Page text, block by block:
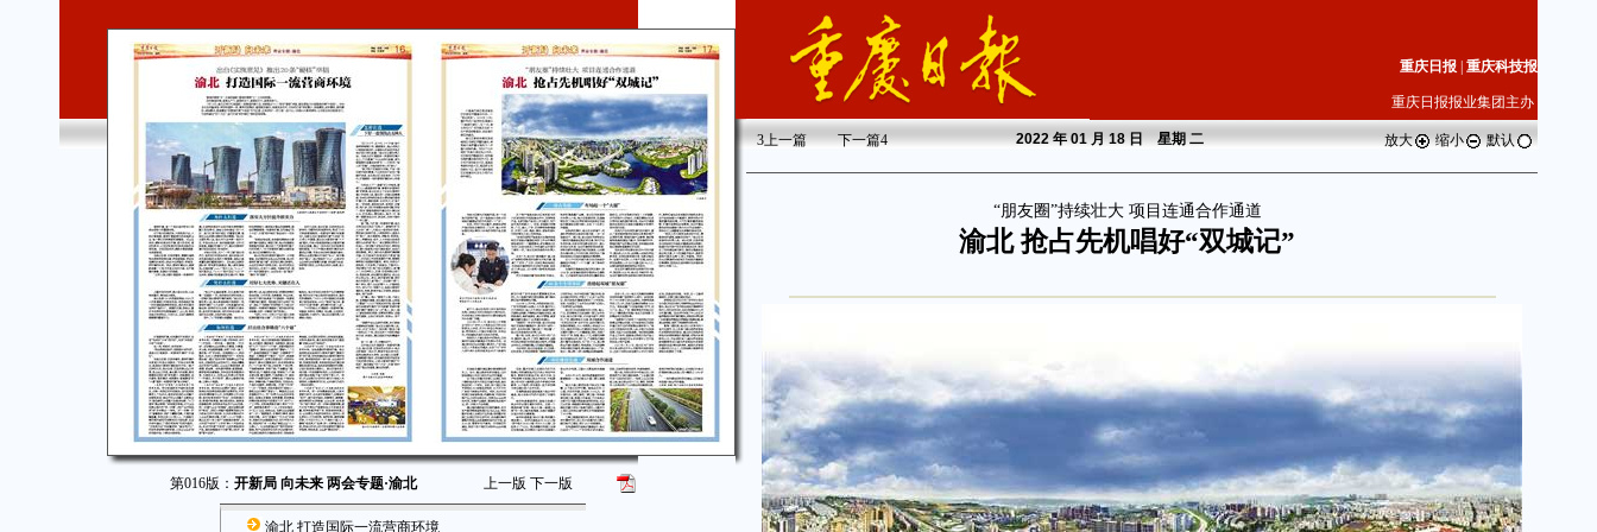
第016版： 开新局 向未来 两会专题·渝北 上一版 下一版
渝北 打造国际一流营商环境
重庆日报 重庆科技报
重庆日报报业集团主办
3上一篇 下一篇4 2022年 01 月 18 日 星期二 放大 缩小 默认
“朋友圈”持续壮大 项目连通合作通道
渝北 抢占先机唱好“双城记”